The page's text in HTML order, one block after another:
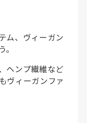
ム、ヴィーガン
ヘンプ繊維など
ヴィーガンファ